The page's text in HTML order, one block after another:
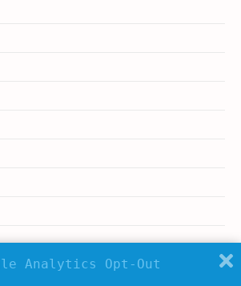
Analytics Opt-Out